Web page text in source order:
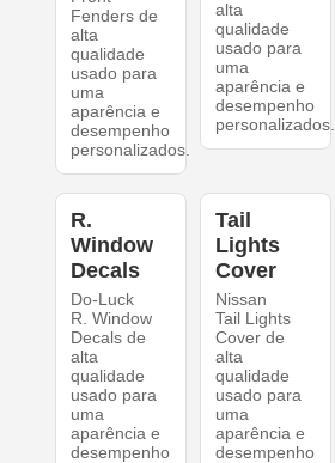
Fenders de
alta
qualidade
usado para
uma
aparência e
desempenho
personalizados.
alta
qualidade
usado para
uma
aparência e
desempenho
personalizados.
R.
Window
Decals
Do-Luck
R. Window
Decals de
alta
qualidade
usado para
uma
aparência e
desempenho
Tail
Lights
Cover
Nissan
Tail Lights
Cover de
alta
qualidade
usado para
uma
aparência e
desempenho